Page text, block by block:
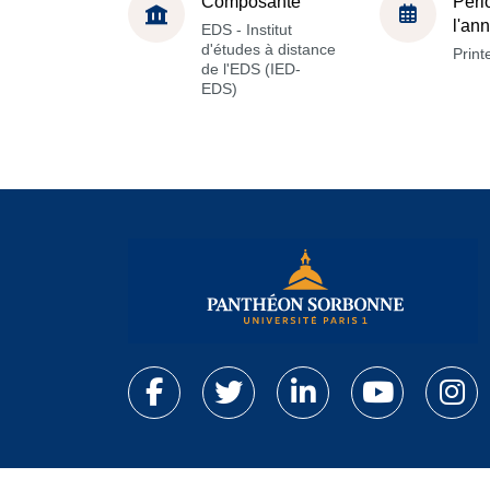
EDS - Institut
d'études à distance
de l'EDS (IED-
EDS)